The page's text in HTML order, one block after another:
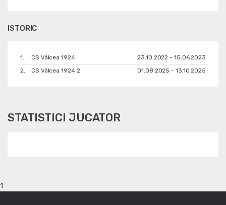
ISTORIC
1. CS Vâlcea 1924
23.10.2022 - 15.06.2023
2.
CS Vâlcea 1924 2 01.08.2025 - 13.10.2025
STATISTICI JUCATOR
1